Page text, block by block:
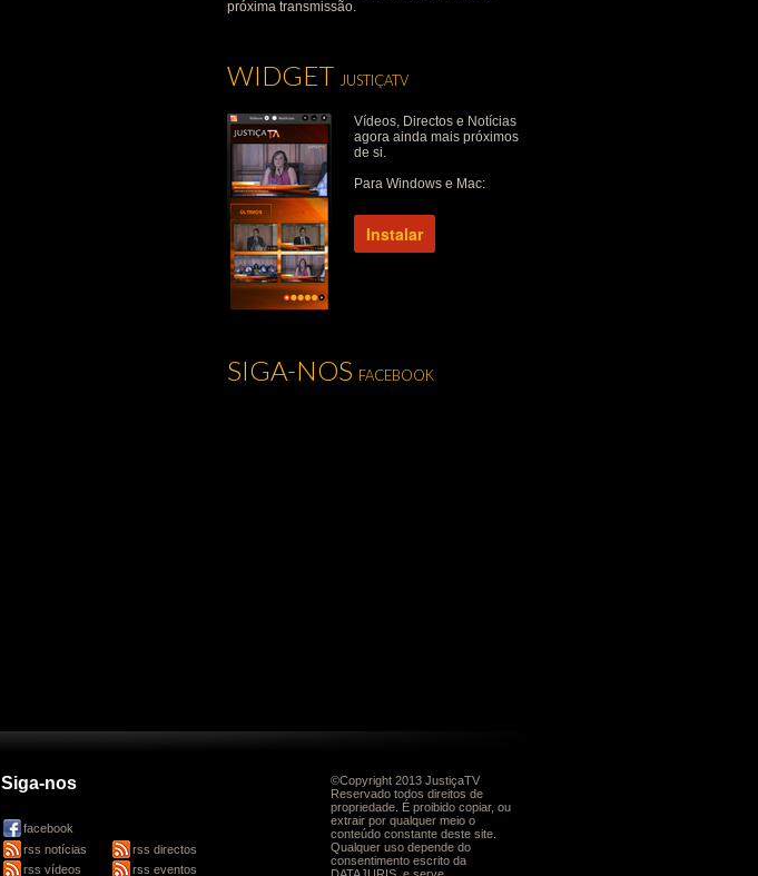
próxima transmissão.
WIDGET JUSTIÇATV
Vídeos, Directos e Notícias
agora ainda mais próximos
de si.
Para Windows e Mac:
Instalar
SIGA-NOS FACEBOOK
Siga-nos
facebook
rss notícias
rss directos
rss vídeos
rss eventos
©Copyright 2013 JustiçaTV
Reservado todos direitos de
propriedade. É proibido copiar, ou
extrair por qualquer meio o
conteúdo constante deste site.
Qualquer uso depende do
consentimento escrito da